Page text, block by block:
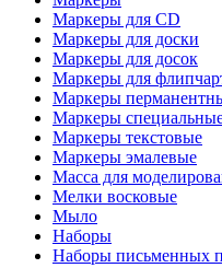
Маркеры для CD
Маркеры для доски
Маркеры для досок
Маркеры для
Маркеры
Маркеры
Маркеры текстовые
Маркеры эмалевые
Масса для
Мелки восковые
Мыло
Наборы
Наборы письменных